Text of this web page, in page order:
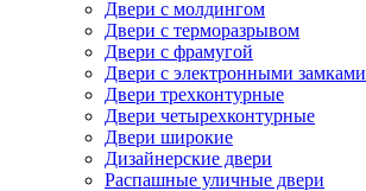
Двери с молдингом
Двери с терморазрывом
Двери с фрамугой
Двери с электронными замками
Двери трехконтурные
Двери четырехконтурные
Двери широкие
Дизайнерские двери
Распашные уличные двери